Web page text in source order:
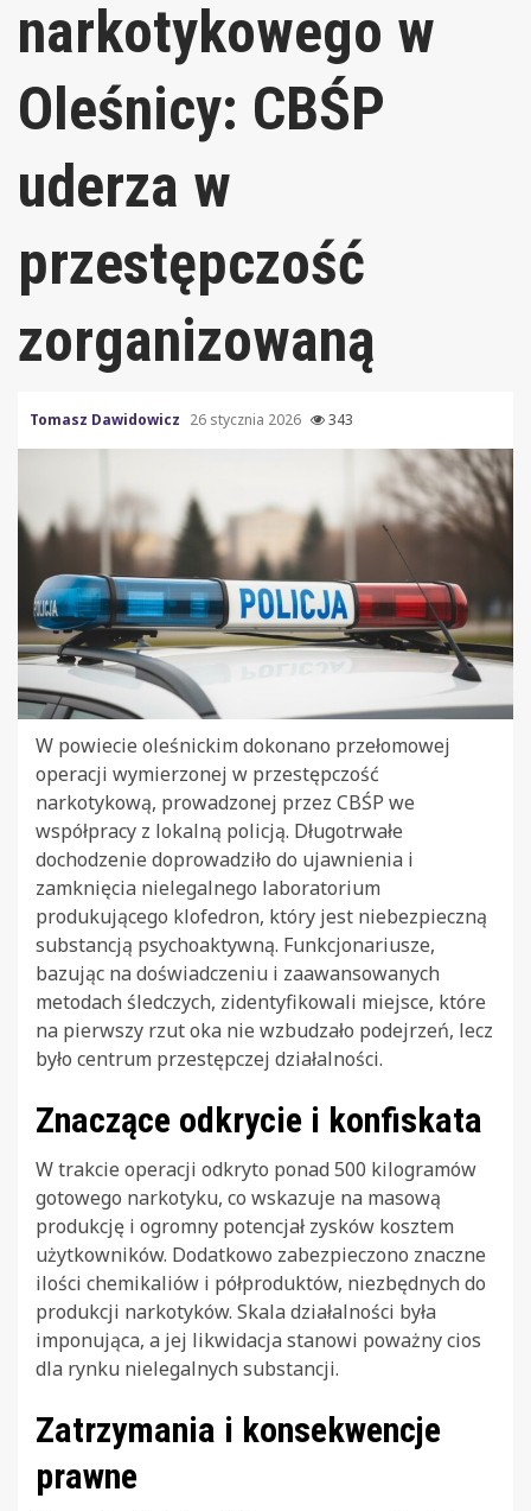
narkotykowego w
Oleśnicy: CBŚP
uderza w
przestępczość
zorganizowaną
Tomasz Dawidowicz 26 stycznia 2026 343
W powiecie oleśnickim dokonano przełomowej
operacji wymierzonej w przestępczość
narkotykową, prowadzonej przez CBŚP we
współpracy z lokalną policją. Długotrwałe
dochodzenie doprowadziło do ujawnienia i
zamknięcia nielegalnego laboratorium
produkującego klofedron, który jest niebezpieczną
substancją psychoaktywną. Funkcjonariusze,
bazując na doświadczeniu i zaawansowanych
metodach śledczych, zidentyfikowali miejsce, które
na pierwszy rzut oka nie wzbudzało podejrzeń, lecz
było centrum przestępczej działalności.
Znaczące odkrycie i konfiskata
W trakcie operacji odkryto ponad 500 kilogramów
gotowego narkotyku, co wskazuje na masową
produkcję i ogromny potencjał zysków kosztem
użytkowników. Dodatkowo zabezpieczono znaczne
ilości chemikaliów i półproduktów, niezbędnych do
produkcji narkotyków. Skala działalności była
imponująca, a jej likwidacja stanowi poważny cios
dla rynku nielegalnych substancji.
Zatrzymania i konsekwencje
prawne